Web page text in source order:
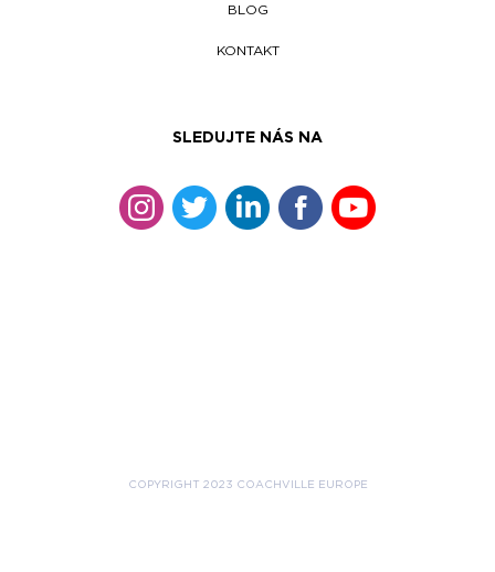
BLOG
KONTAKT
SLEDUJTE NÁS NA
COPYRIGHT 2023 COACHVILLE EUROPE